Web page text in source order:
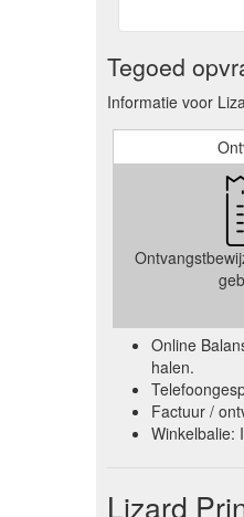
Tegoed
Informatie voor
Online
halen.
Factuur /
Winkelbalie:
Lizard